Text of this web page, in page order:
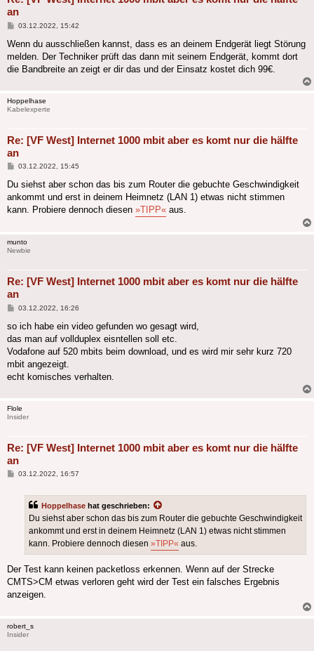
an
Beitrag
03.12.2022, 15:42
Wenn du ausschließen kannst, dass es an deinem Endgerät liegt Störung
melden. Der Techniker prüft das dann mit seinem Endgerät, kommt dort
die Bandbreite an zeigt er dir das und der Einsatz kostet dich 99€.
Hoppelhase
Kabelexperte
Re: [VF West] Internet 1000 mbit aber es komt nur die hälfte
an
Beitrag
03.12.2022, 15:45
Du siehst aber schon das bis zum Router die gebuchte Geschwindigkeit
ankommt und erst in deinem Heimnetz (LAN 1) etwas nicht stimmen
kann. Probiere dennoch diesen »TIPP« aus.
munto
Newbie
Re: [VF West] Internet 1000 mbit aber es komt nur die hälfte
an
Beitrag
03.12.2022, 16:26
so ich habe ein video gefunden wo gesagt wird,
das man auf vollduplex eisntellen soll etc.
Vodafone auf 520 mbits beim download, und es wird mir sehr kurz 720
mbit angezeigt.
echt komisches verhalten.
Flole
Insider
Re: [VF West] Internet 1000 mbit aber es komt nur die hälfte
an
Beitrag
03.12.2022, 16:57
Hoppelhase hat geschrieben:
Du siehst aber schon das bis zum Router die gebuchte Geschwindigkeit
ankommt und erst in deinem Heimnetz (LAN 1) etwas nicht stimmen
kann. Probiere dennoch diesen »TIPP« aus.
Der Test kann keinen packetloss erkennen. Wenn auf der Strecke
CMTS>CM etwas verloren geht wird der Test ein falsches Ergebnis
anzeigen.
robert_s
Insider